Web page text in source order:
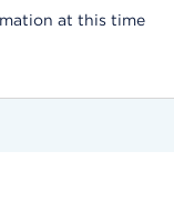
at this time